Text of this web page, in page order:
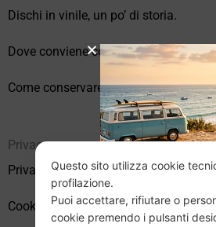
Dischi in vinile, un po’ di storia.
Dove conviene comprare vinili online?
Come conservare correttamente i
Privacy
Privacy Policy
Cookie Policy (UE)
Questo sito utilizza cookie
profilazione.
Puoi accettare, rifiutare o
cookie premendo i pulsanti